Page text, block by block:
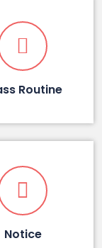
Routine
Notice